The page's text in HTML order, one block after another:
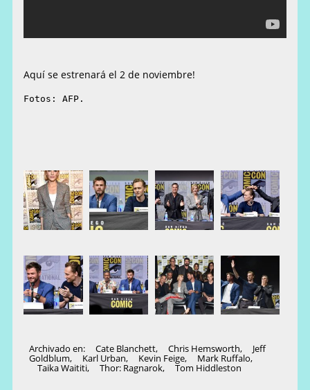
Aquí se estrenará el 2 de noviembre!
Fotos: AFP.
Archivado en: Cate Blanchett, Chris Hemsworth, Jeff
Goldblum, Karl Urban, Kevin Feige, Mark Ruffalo,
Taika Waititi, Thor: Ragnarok, Tom Hiddleston